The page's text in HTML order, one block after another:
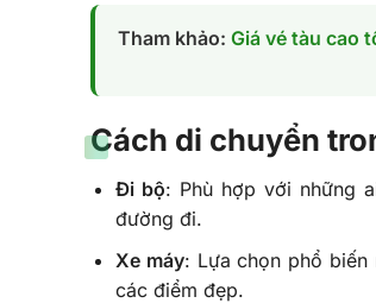
Tham khảo: Giá vé tàu cao
Cách di chuyển
Đi bộ: Phù hợp với những
đường đi.
Xe máy: Lựa chọn phổ biến
các điểm đẹp.